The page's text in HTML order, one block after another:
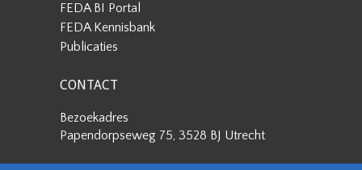
FEDA BI Portal
FEDA Kennisbank
Publicaties
CONTACT
Bezoekadres
Papendorpseweg 75, 3528 BJ Utrecht